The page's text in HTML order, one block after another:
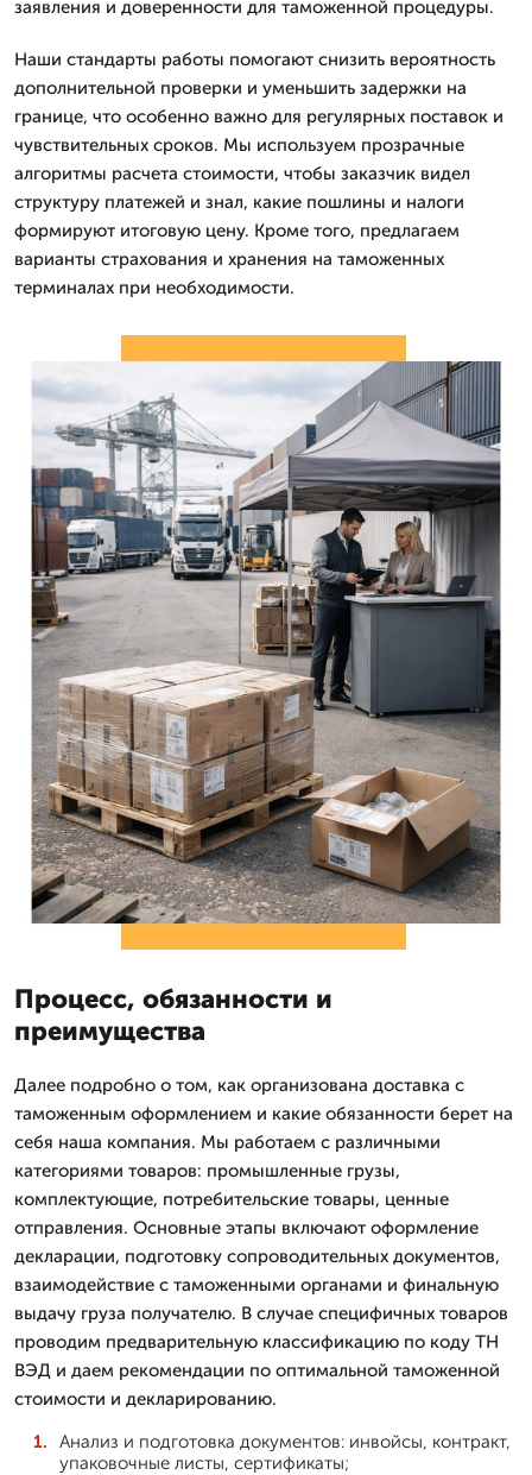
заявления и доверенности для таможенной процедуры.
Наши стандарты работы помогают снизить вероятность
дополнительной проверки и уменьшить задержки на
границе, что особенно важно для регулярных поставок и
чувствительных сроков. Мы используем прозрачные
алгоритмы расчета стоимости, чтобы заказчик видел
структуру платежей и знал, какие пошлины и налоги
формируют итоговую цену. Кроме того, предлагаем
варианты страхования и хранения на таможенных
терминалах при необходимости.
Процесс, обязанности и
преимущества
Далее подробно о том, как организована доставка с
таможенным оформлением и какие обязанности берет на
себя наша компания. Мы работаем с различными
категориями товаров: промышленные грузы,
комплектующие, потребительские товары, ценные
отправления. Основные этапы включают оформление
декларации, подготовку сопроводительных документов,
взаимодействие с таможенными органами и финальную
выдачу груза получателю. В случае специфичных товаров
проводим предварительную классификацию по коду ТН
ВЭД и даем рекомендации по оптимальной таможенной
стоимости и декларированию.
Анализ и подготовка документов: инвойсы, контракт,
упаковочные листы, сертификаты;